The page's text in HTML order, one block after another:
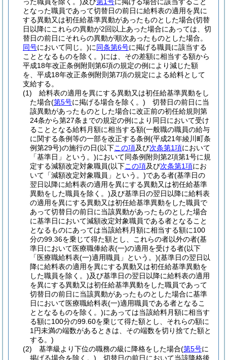
となった職員であって切替日の前日に給料表の適用を異に
する異動又は初任給基準異動があったものとした場合(切替
日以降にこれらの異動が2回以上あった場合にあっては、切
替日の前日にそれらの異動が順次あったものとした場合。
同号において同じ。)に同条第6号に掲げる職員に該当する
こととなるものを除く。)には、その差額に相当する額から
平成18年改正条例附則第6項の規定の例により減じた額
を、平成18年改正条例附則第7項の規定による給料として
支給する。
(1)
給料表の適用を異にする異動又は初任給基準異動をし
た場合(第5号に掲げる場合を除く。) 切替日の前日に当
該異動があったものとした場合に改正前の初任給規則第
24条から第27条までの規定の例により同日において受け
ることとなる給料月額に相当する額(一般職の職員の給与
に関する条例等の一部を改正する条例(平成21年綾川町条
例第29号)の施行の日(以下この項及び次条第1項において
「基準日」という。)において同条例附則第2項第1号に規
定する減額改定対象職員(以下この項及び次条第1項にお
いて「減額改定対象職員」という。)である者(基準日の
翌日以降に給料表の適用を異にする異動又は初任給基準
異動をした職員を除く。)及び基準日の翌日以降に給料表
の適用を異にする異動又は初任給基準異動をした職員で
あって切替日の前日に当該異動があったものとした場合
に基準日において減額改定対象職員である者となること
となるものにあっては当該給料月額に相当する額に100
分の99.36を乗じて得た額とし、これらの者以外の者(基
準日において医療職俸給表(一)の適用を受ける者(以下
「医療職給料表(一)適用職員」という。)(基準日の翌日以
降に給料表の適用を異にする異動又は初任給基準異動を
した職員を除く。)及び基準日の翌日以降に給料表の適用
を異にする異動又は初任給基準異動をした職員であって
切替日の前日に当該異動があったものとした場合に基準
日において医療職給料表(一)適用職員である者となるこ
ととなるものを除く。)にあっては当該給料月額に相当す
る額に100分の99.60を乗じて得た額とし、それらの額に
1円未満の端数があるときは、その端数を切り捨てた額と
する。)
(2)
基準級より下位の職務の級に降格をした場合(第5号に
掲げる場合を除く。) 切替日の前日において当該降格後